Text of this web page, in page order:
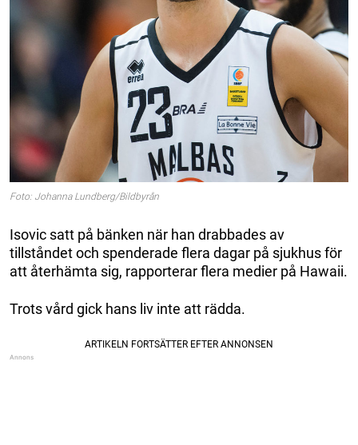
Foto: Johanna Lundberg/Bildbyrån
Isovic satt på bänken när han drabbades av
tillståndet och spenderade flera dagar på sjukhus för
att återhämta sig, rapporterar flera medier på Hawaii.
Trots vård gick hans liv inte att rädda.